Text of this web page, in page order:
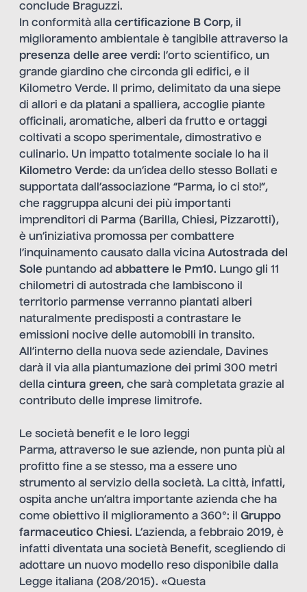
conclude Braguzzi.
In conformità alla certificazione B Corp, il
miglioramento ambientale è tangibile attraverso la
presenza delle aree verdi: l’orto scientifico, un
grande giardino che circonda gli edifici, e il
Kilometro Verde. Il primo, delimitato da una siepe
di allori e da platani a spalliera, accoglie piante
officinali, aromatiche, alberi da frutto e ortaggi
coltivati a scopo sperimentale, dimostrativo e
culinario. Un impatto totalmente sociale lo ha il
Kilometro Verde: da un’idea dello stesso Bollati e
supportata dall’associazione “Parma, io ci sto!”,
che raggruppa alcuni dei più importanti
imprenditori di Parma (Barilla, Chiesi, Pizzarotti),
è un’iniziativa promossa per combattere
l’inquinamento causato dalla vicina Autostrada del
Sole puntando ad abbattere le Pm10. Lungo gli 11
chilometri di autostrada che lambiscono il
territorio parmense verranno piantati alberi
naturalmente predisposti a contrastare le
emissioni nocive delle automobili in transito.
All’interno della nuova sede aziendale, Davines
darà il via alla piantumazione dei primi 300 metri
della cintura green, che sarà completata grazie al
contributo delle imprese limitrofe.
Le società benefit e le loro leggi
Parma, attraverso le sue aziende, non punta più al
profitto fine a se stesso, ma a essere uno
strumento al servizio della società. La città, infatti,
ospita anche un’altra importante azienda che ha
come obiettivo il miglioramento a 360°: il Gruppo
farmaceutico Chiesi. L’azienda, a febbraio 2019, è
infatti diventata una società Benefit, scegliendo di
adottare un nuovo modello reso disponibile dalla
Legge italiana (208/2015). «Questa